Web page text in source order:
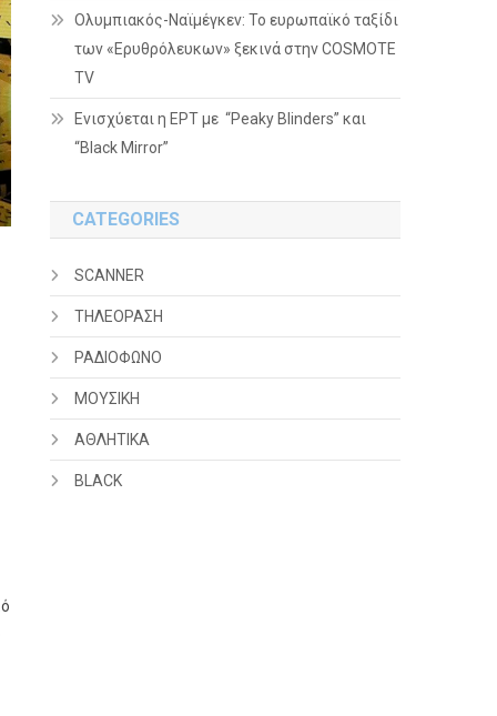
Ολυμπιακός-Ναϊμέγκεν: Το ευρωπαϊκό ταξίδι
των «Ερυθρόλευκων» ξεκινά στην COSMOTE
TV
Ενισχύεται η ΕΡΤ με “Peaky Blinders” και
“Black Mirror”
CATEGORIES
SCANNER
ΤΗΛΕΟΡΑΣΗ
ΡΑΔΙΟΦΩΝΟ
ΜΟΥΣΙΚΗ
ΑΘΛΗΤΙΚΑ
BLACK